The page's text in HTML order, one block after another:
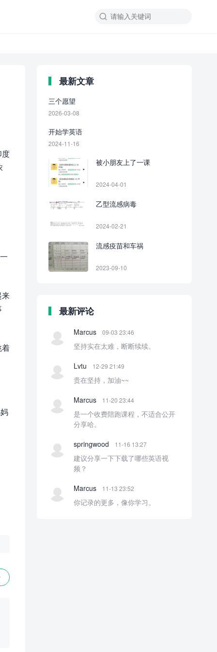

度
来
着
最新文章
三个愿望
2026-03-08
开始学英语
2024-11-16
被小朋友上了一课
2024-04-01
乙型流感病毒
2024-02-21
流感疫苗和车祸
2023-09-10
最新评论
Marcus 09-03 23:46
坚持实在太难，断断续续。
Lvtu 12-29 21:49
贵在坚持，加油~~
Marcus 11-20 23:44
是一个收费陪跑课程，不适合公开
分享哈。
springwood 11-16 13:27
建议分享一下下载了哪些英语视
频？
Marcus 11-13 23:52
你记录的更多，像你学习。